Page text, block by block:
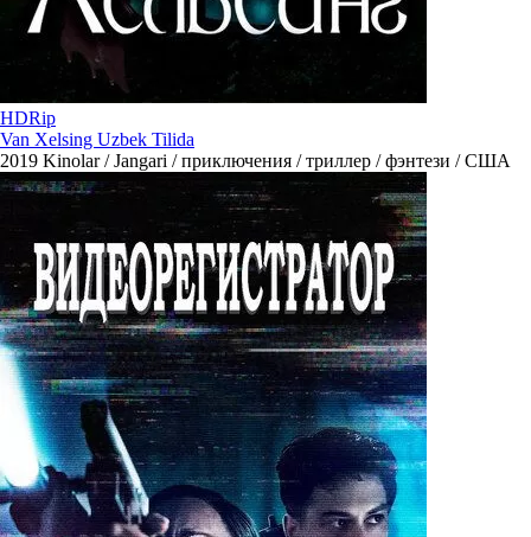
HDRip
Van Xelsing Uzbek Tilida
2019 Kinolar / Jangari / приключения / триллер / фэнтези / США